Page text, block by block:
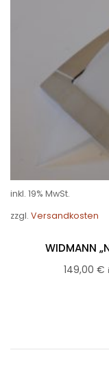
inkl. 19% MwSt.
zzgl. Versandkosten
WIDMANN
149,00 €